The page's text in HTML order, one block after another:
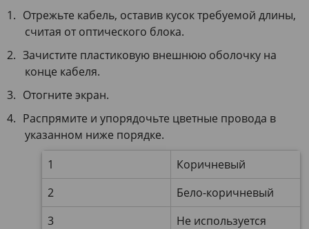
Отрежьте кабель, оставив кусок требуемой длины,
считая от оптического блока.
Зачистите пластиковую внешнюю оболочку на
конце кабеля.
Отогните экран.
Распрямите и упорядочьте цветные провода в
указанном ниже порядке.
1
Коричневый
2
Бело-коричневый
3
Не используется